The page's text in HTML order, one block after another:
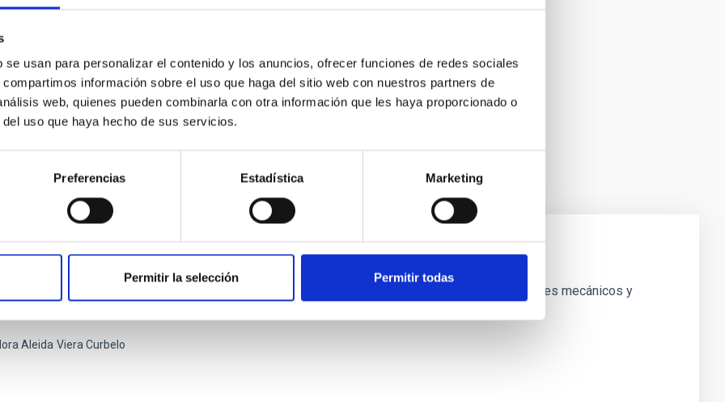
usan para personalizar el contenido y los anuncios, ofrecer funciones de redes sociales
información sobre el uso que haga del sitio web con nuestros partners de
web, quienes pueden combinarla con otra información que les haya proporcionado o
uso que haya hecho de sus servicios.
Preferencias Estadística Marketing
Permitir la selección Permitir todas
electrónicos en general y especialmente para
dispositivos astronómicos.
de Mecatrónica
de Mecatrónica ofrece un espacio para crear y diseñar sistemas que combinan componentes mecánicos y
Aleida Viera Curbelo